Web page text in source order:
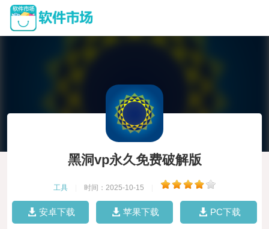
黑洞vp永久免费破解版
工具 时间：2025-10-15
安卓下载 苹果下载 PC下载